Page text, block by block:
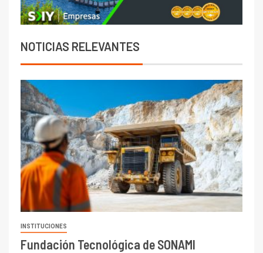
NOTICIAS RELEVANTES
INSTITUCIONES
Fundación Tecnológica de SONAMI